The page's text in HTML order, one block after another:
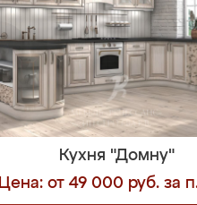
Кухня "Домну"
Цена: от 49 000 руб. за